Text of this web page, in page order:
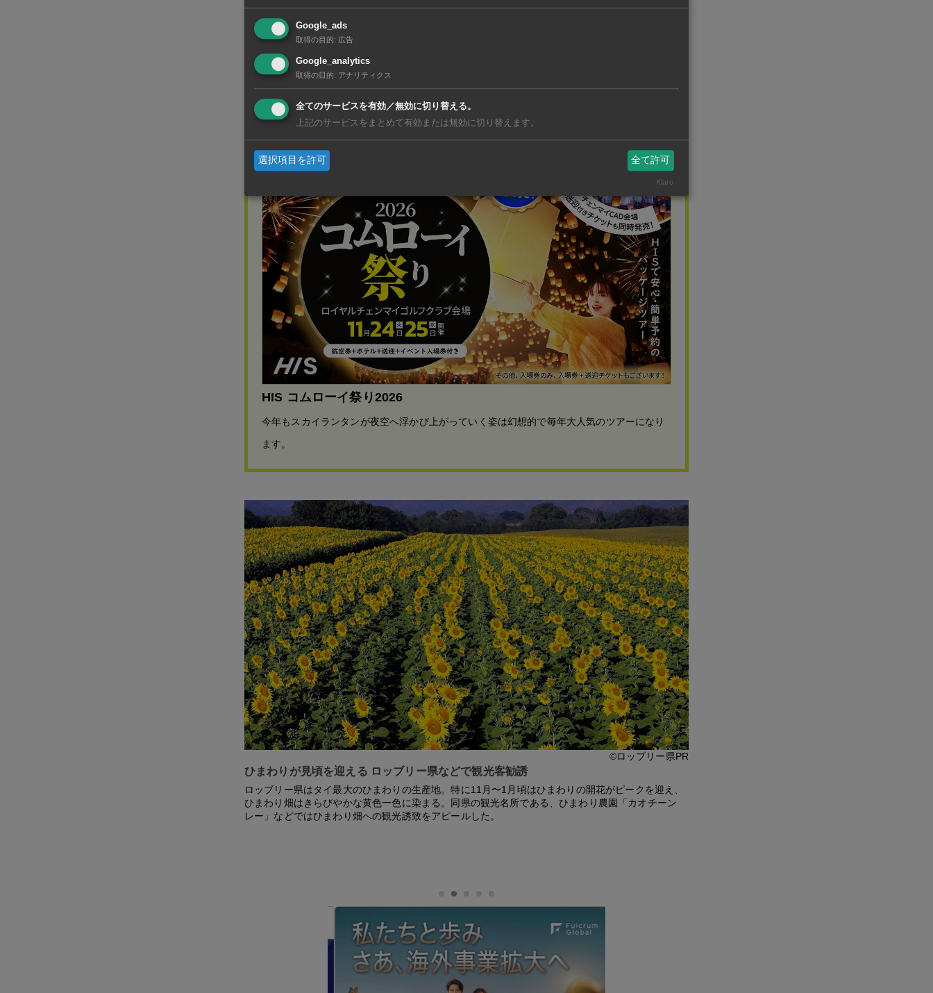
「SEA Games 2025」開会式 ラチャマンカラ国立競技場で開催
2025」。9日にラチャマンカラ国立競技場で開会式が行われ、GOT7のタイ人メンバー・ベンベンな
どが登場した。同大会は20日まで行われる。
広告
HIS コムローイ祭り2026
今年もスカイランタンが夜空へ浮かび上がっていく姿は幻想的で毎年大人気のツアーになり
ます。
©ロッブリー県PR
ひまわりが見頃を迎える ロッブリー県などで観光客勧誘
ロッブリー県はタイ最大のひまわりの生産地。特に11月〜1月頃はひまわりの開花がピークを迎え、
ひまわり畑はきらびやかな黄色一色に染まる。同県の観光名所である、ひまわり農園「カオチーン
レー」などではひまわり畑への観光誘致をアピールした。
Google_ads
取得の目的: 広告
Google_analytics
取得の目的: アナリティクス
全てのサービスを有効／無効に切り替える。
上記のサービスをまとめて有効または無効に切り替えます。
選択項目を許可 全て許可
Klaro